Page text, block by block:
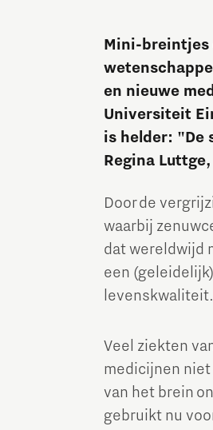
Mini-breintjes
en nieuwe
Universiteit
is helder: "De
Regina
Door de
waarbij
dat wereldwijd
een
levenskwaliteit.
Veel ziekten
medicijnen
van het brein
gebruikt nu